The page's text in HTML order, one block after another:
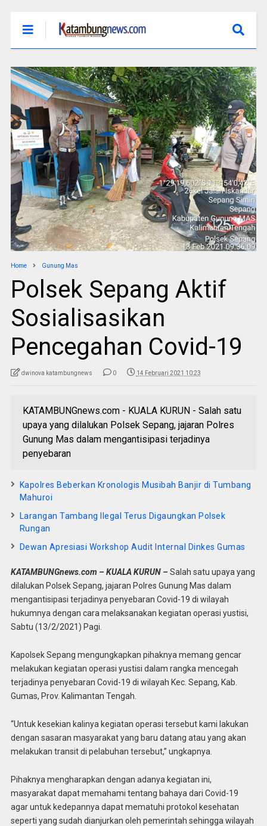
Home Gunung Mas
Polsek Sepang Aktif
Sosialisasikan
Pencegahan Covid-19
dwinova katambungnews 0 14 Februari 2021 10:23
KATAMBUNGnews.com - KUALA KURUN - Salah satu
upaya yang dilalukan Polsek Sepang, jajaran Polres
Gunung Mas dalam mengantisipasi terjadinya
penyebaran
Kapolres Beberkan Kronologis Musibah Banjir di Tumbang
Mahuroi
Larangan Tambang Ilegal Terus Digaungkan Polsek
Rungan
Dewan Apresiasi Workshop Audit Internal Dinkes Gumas
KATAMBUNGnews.com – KUALA KURUN – Salah satu upaya yang
dilalukan Polsek Sepang, jajaran Polres Gunung Mas dalam
mengantisipasi terjadinya penyebaran Covid-19 di wilayah
hukumnya dengan cara melaksanakan kegiatan operasi yustisi,
Sabtu (13/2/2021) Pagi.
Kapolsek Sepang mengungkapkan pihaknya memang gencar
melakukan kegiatan operasi yustisi dalam rangka mencegah
terjadinya penyebaran Covid-19 di wilayah Kec. Sepang, Kab.
Gumas, Prov. Kalimantan Tengah.
“Untuk kesekian kalinya kegiatan operasi tersebut kami lakukan
dengan sasaran masyarakat yang baru datang atau yang akan
melakukan transit di pelabuhan tersebut,” ungkapnya.
Pihaknya mengharapkan dengan adanya kegiatan ini,
masyarakat dapat memahami tentang bahaya dari Covid-19
agar untuk kedepannya dapat mematuhi protokol kesehatan
seperti yang sudah dianjurkan oleh pemerintah sehingga wilayah